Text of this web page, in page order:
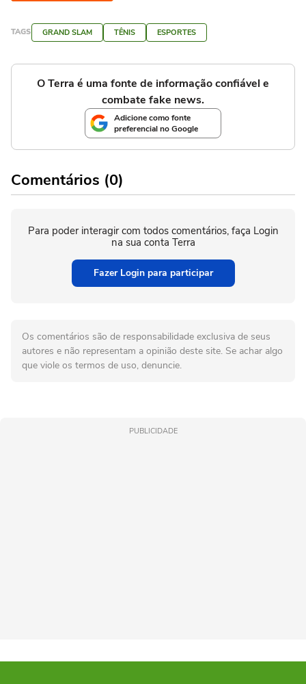
TAGS GRAND SLAM TÊNIS ESPORTES
O Terra é uma fonte de informação confiável e
combate fake news.
Adicione como fonte
preferencial no Google
Comentários (0)
Para poder interagir com todos comentários, faça Login
na sua conta Terra
Fazer Login para participar
Os comentários são de responsabilidade exclusiva de seus
autores e não representam a opinião deste site. Se achar algo
que viole os termos de uso, denuncie.
PUBLICIDADE